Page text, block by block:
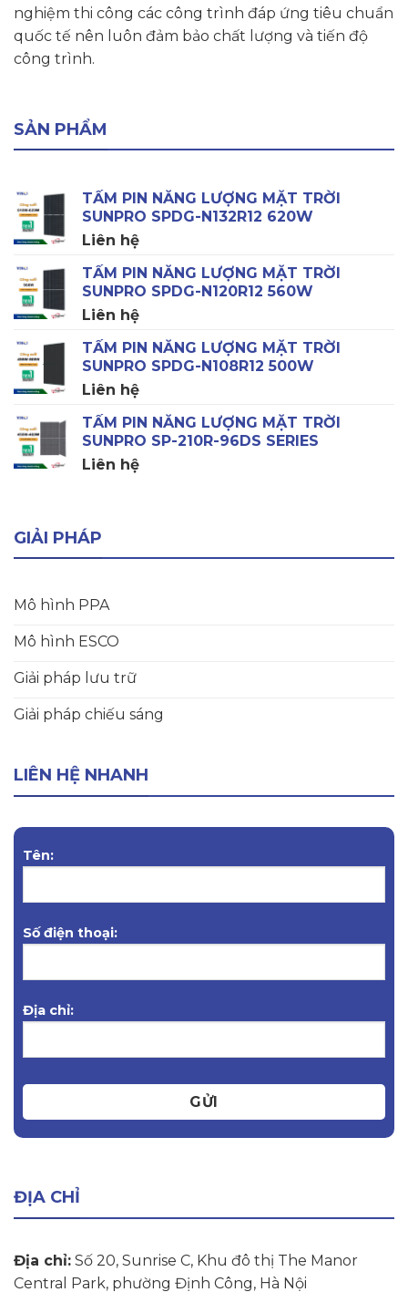
nghiệm thi công các công trình đáp ứng tiêu chuẩn
quốc tế nên luôn đảm bảo chất lượng và tiến độ
công trình.
SẢN PHẨM
TẤM PIN NĂNG LƯỢNG MẶT TRỜI
SUNPRO SPDG-N132R12 620W
Liên hệ
TẤM PIN NĂNG LƯỢNG MẶT TRỜI
SUNPRO SPDG-N120R12 560W
Liên hệ
TẤM PIN NĂNG LƯỢNG MẶT TRỜI
SUNPRO SPDG-N108R12 500W
Liên hệ
TẤM PIN NĂNG LƯỢNG MẶT TRỜI
SUNPRO SP-210R-96DS SERIES
Liên hệ
GIẢI PHÁP
Mô hình PPA
Mô hình ESCO
Giải pháp lưu trữ
Giải pháp chiếu sáng
LIÊN HỆ NHANH
Tên:
Số điện thoại:
Địa chỉ:
GỬI
ĐỊA CHỈ
Địa chỉ: Số 20, Sunrise C, Khu đô thị The Manor
Central Park, phường Định Công, Hà Nội